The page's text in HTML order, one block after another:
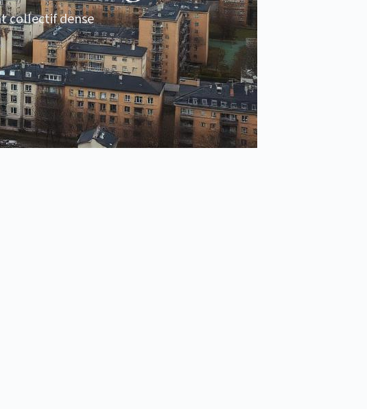
collectif dense